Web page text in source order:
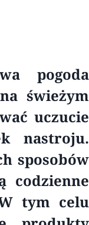
pogoda
świeżym
uczucie
nastroju.
sposobów
codzienne
tym celu